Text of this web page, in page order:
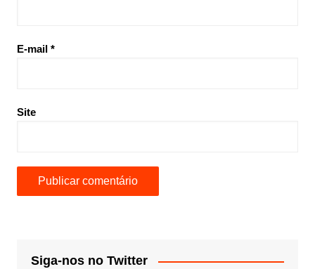
E-mail *
Site
Siga-nos no Twitter